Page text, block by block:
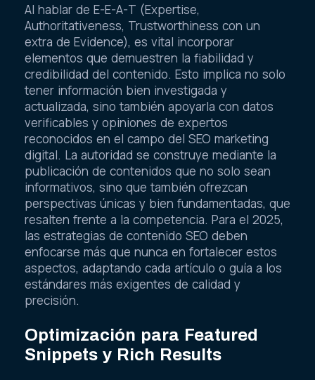
Al hablar de E-E-A-T (Expertise,
Authoritativeness, Trustworthiness con un
extra de Evidence), es vital incorporar
elementos que demuestren la fiabilidad y
credibilidad del contenido. Esto implica no solo
tener información bien investigada y
actualizada, sino también apoyarla con datos
verificables y opiniones de expertos
reconocidos en el campo del SEO marketing
digital. La autoridad se construye mediante la
publicación de contenidos que no solo sean
informativos, sino que también ofrezcan
perspectivas únicas y bien fundamentadas, que
resalten frente a la competencia. Para el 2025,
las estrategias de contenido SEO deben
enfocarse más que nunca en fortalecer estos
aspectos, adaptando cada artículo o guía a los
estándares más exigentes de calidad y
precisión.
Optimización para Featured
Snippets y Rich Results